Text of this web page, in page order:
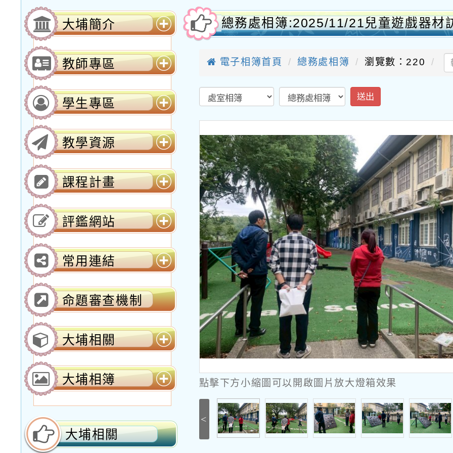
大埔簡介
展
開
選
單
教師專區
展
開
選
單
學生專區
展
開
選
單
教學資源
展
開
選
單
課程計畫
展
開
選
單
評鑑網站
展
開
選
單
常用連結
展
開
選
單
命題審查機制
大埔相關
展
開
選
單
大埔相簿
展
開
選
單
大埔相關
總務處相簿:2025/11/21兒童遊戲器材
電子相簿首頁 總務處相簿 瀏覽數：220
送出
點擊下方小縮圖可以開啟圖片放大燈箱效果
<